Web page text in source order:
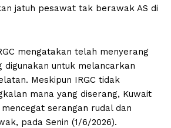
jatuh pesawat tak berawak AS di
mengatakan telah menyerang
digunakan untuk melancarkan
Meskipun IRGC tidak
mana yang diserang, Kuwait
serangan rudal dan
pada Senin (1/6/2026).